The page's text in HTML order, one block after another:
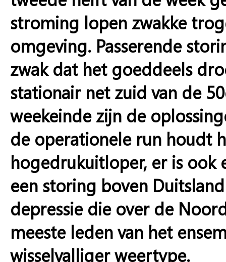
stroming lopen zwakke
omgeving. Passerende
zwak dat het goeddeels
stationair net zuid van de
weekeinde zijn de
de operationele run houdt
hogedrukuitloper, er is ook
een storing boven
depressie die over de
meeste leden van het
wisselvalliger weertype.